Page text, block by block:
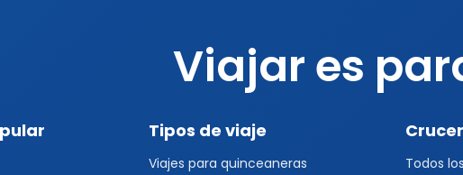
Viajar es
Tipos de viaje
Viajes para quinceaneras
Todos